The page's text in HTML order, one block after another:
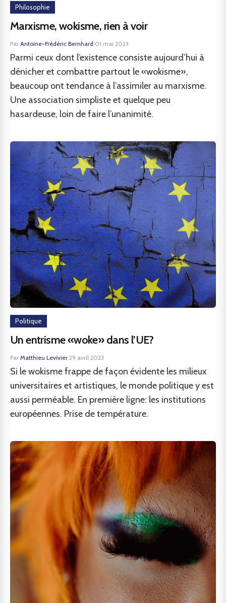
Philosophie
Marxisme, wokisme, rien à voir
Par Antoine-Frédéric Bernhard·01 mai 2023
Parmi ceux dont l’existence consiste aujourd’hui à
dénicher et combattre partout le «wokisme»,
beaucoup ont tendance à l’assimiler au marxisme.
Une association simpliste et quelque peu
hasardeuse, loin de faire l’unanimité.
Politique
Un entrisme «woke» dans l’UE?
Par Matthieu Levivier·29 avril 2023
Si le wokisme frappe de façon évidente les milieux
universitaires et artistiques, le monde politique y est
aussi perméable. En première ligne: les institutions
européennes. Prise de température.